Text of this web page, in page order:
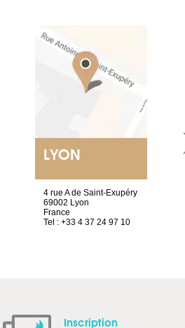
LYON
4 rue A de Saint-Exupéry
69002 Lyon
France
Tel : +33 4 37 24 97 10
Inscription